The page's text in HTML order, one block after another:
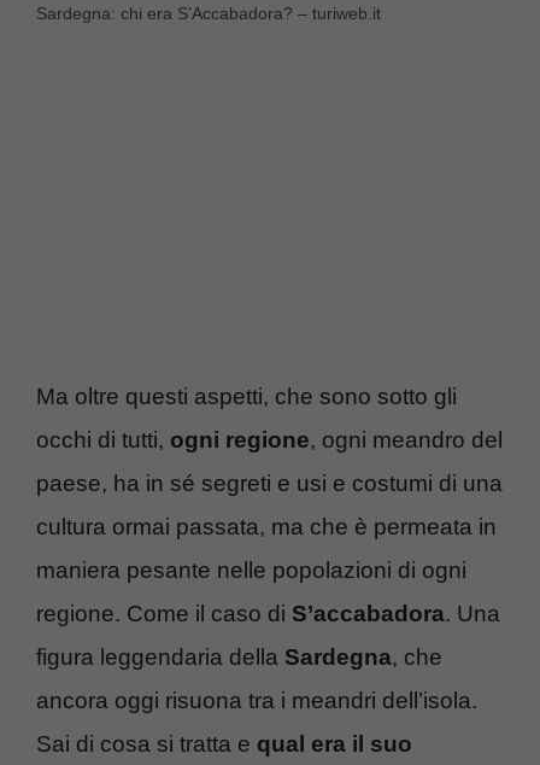
Sardegna: chi era S’Accabadora? – turiweb.it
Ma oltre questi aspetti, che sono sotto gli
occhi di tutti, ogni regione, ogni meandro del
paese, ha in sé segreti e usi e costumi di una
cultura ormai passata, ma che è permeata in
maniera pesante nelle popolazioni di ogni
regione. Come il caso di S’accabadora. Una
figura leggendaria della Sardegna, che
ancora oggi risuona tra i meandri dell’isola.
Sai di cosa si tratta e qual era il suo